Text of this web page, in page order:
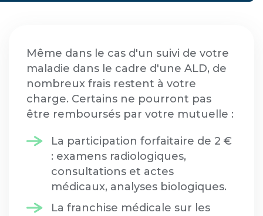
Même dans le cas d'un suivi de votre
maladie dans le cadre d'une ALD, de
nombreux frais restent à votre
charge. Certains ne pourront pas
être remboursés par votre mutuelle :
La participation forfaitaire de 2 €
: examens radiologiques,
consultations et actes
médicaux, analyses biologiques.
La franchise médicale sur les